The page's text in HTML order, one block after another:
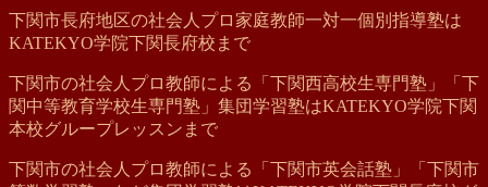
下関市長府地区の社会人プロ家庭教師一対一個別指導塾は
KATEKYO学院下関長府校まで
下関市の社会人プロ教師による「下関西高校生専門塾」「下
関中等教育学校生専門塾」集団学習塾はKATEKYO学院下関
本校グループレッスンまで
下関市の社会人プロ教師による「下関市英会話塾」「下関市